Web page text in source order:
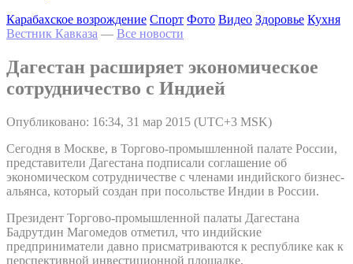
Карабахское возрождение Спорт Фото Видео Здоровье Кухня
Вестник Кавказа — Все новости
Дагестан расширяет экономическое
сотрудничество с Индией
Опубликовано: 16:34, 31 мар 2015 (UTC+3 MSK)
Сегодня в Москве, в Торгово-промышленной палате России,
представители Дагестана подписали соглашение об
экономическом сотрудничестве с членами индийского бизнес-
альянса, который создан при посольстве Индии в России.
Президент Торгово-промышленной палаты Дагестана
Бадрутдин Магомедов отметил, что индийские
предприниматели давно присматриваются к республике как к
перспективной инвестиционной площадке.